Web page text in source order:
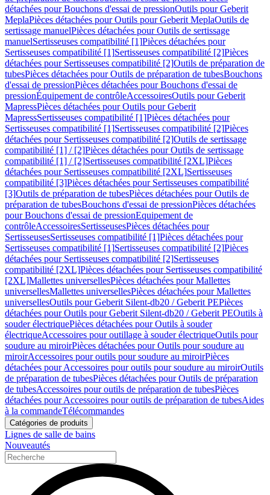
détachées pour Bouchons d'essai de pressionOutils pour Geberit
MeplaPièces détachées pour Outils pour Geberit MeplaOutils de
sertissage manuelPièces détachées pour Outils de sertissage
manuelSertisseuses compatibilité [1]Pièces détachées pour
Sertisseuses compatibilité [1]Sertisseuses compatibilité [2]Pièces
détachées pour Sertisseuses compatibilité [2]Outils de préparation de
tubesPièces détachées pour Outils de préparation de tubesBouchons
d'essai de pressionPièces détachées pour Bouchons d'essai de
pressionÉquipement de contrôleAccessoiresOutils pour Geberit
MapressPièces détachées pour Outils pour Geberit
MapressSertisseuses compatibilité [1]Pièces détachées pour
Sertisseuses compatibilité [1]Sertisseuses compatibilité [2]Pièces
détachées pour Sertisseuses compatibilité [2]Outils de sertissage
compatibilité [1] / [2]Pièces détachées pour Outils de sertissage
compatibilité [1] / [2]Sertisseuses compatibilité [2XL]Pièces
détachées pour Sertisseuses compatibilité [2XL]Sertisseuses
compatibilité [3]Pièces détachées pour Sertisseuses compatibilité
[3]Outils de préparation de tubesPièces détachées pour Outils de
préparation de tubesBouchons d'essai de pressionPièces détachées
pour Bouchons d'essai de pressionEquipement de
contrôleAccessoiresSertisseusesPièces détachées pour
SertisseusesSertisseuses compatibilité [1]Pièces détachées pour
Sertisseuses compatibilité [1]Sertisseuses compatibilité [2]Pièces
détachées pour Sertisseuses compatibilité [2]Sertisseuses
compatibilité [2XL]Pièces détachées pour Sertisseuses compatibilité
[2XL]Mallettes universellesPièces détachées pour Mallettes
universellesMallettes universellesPièces détachées pour Mallettes
universellesOutils pour Geberit Silent-db20 / Geberit PEPièces
détachées pour Outils pour Geberit Silent-db20 / Geberit PEOutils à
souder électriquePièces détachées pour Outils à souder
électriqueAccessoires pour outillage à souder électriqueOutils pour
soudure au miroirPièces détachées pour Outils pour soudure au
miroirAccessoires pour outils pour soudure au miroirPièces
détachées pour Accessoires pour outils pour soudure au miroirOutils
de préparation de tubesPièces détachées pour Outils de préparation
de tubesAccessoires pour outils de préparation de tubesPièces
détachées pour Accessoires pour outils de préparation de tubesAides
à la commandeTélécommandes
Catégories de produits
Lignes de salle de bains
Nouveautés